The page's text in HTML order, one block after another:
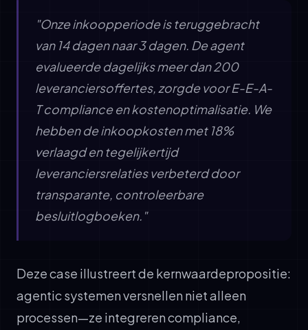
"Onze inkoopperiode is teruggebracht
van 14 dagen naar 3 dagen. De agent
evalueerde dagelijks meer dan 200
leveranciersoffertes, zorgde voor E-E-A-
T compliance en kostenoptimalisatie. We
hebben de inkoopkosten met 18%
verlaagd en tegelijkertijd
leveranciersrelaties verbeterd door
transparante, controleerbare
besluitlogboeken."
Deze case illustreert de kernwaardepropositie:
agentic systemen versnellen niet alleen
processen—ze integreren compliance,